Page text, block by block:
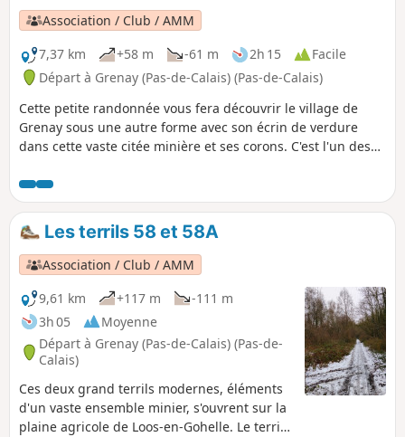
Association / Club / AMM
7,37 km
+58 m -61 m 2h 15
Facile
Départ à Grenay (Pas-de-Calais) (Pas-de-Calais)
Cette petite randonnée vous fera découvrir le village de
Grenay sous une autre forme avec son écrin de verdure
dans cette vaste citée minière et ses corons. C'est l'un des
l'UNESCO.
Les terrils 58 et 58A
Association / Club / AMM
9,61 km
+117 m
-111 m
3h 05
Moyenne
Départ à Grenay (Pas-de-Calais) (Pas-de-
Calais)
Ces deux grand terrils modernes, éléments
d'un vaste ensemble minier, s'ouvrent sur la
plaine agricole de Loos-en-Gohelle. Le terril